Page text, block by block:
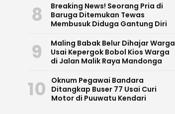
8
Breaking News! Seorang Pria di
Baruga Ditemukan Tewas
Membusuk Diduga Gantung Diri
9
Maling Babak Belur Dihajar Warga
Usai Kepergok Bobol Kios Warga
di Jalan Malik Raya Mandonga
10
Oknum Pegawai Bandara
Ditangkap Buser 77 Usai Curi
Motor di Puuwatu Kendari